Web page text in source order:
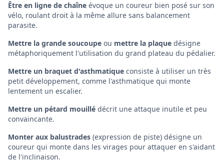
Être en ligne de chaîne évoque un coureur bien posé sur son
vélo, roulant droit à la même allure sans balancement
parasite.
Mettre la grande soucoupe ou mettre la plaque désigne
métaphoriquement l'utilisation du grand plateau du pédalier.
Mettre un braquet d'asthmatique consiste à utiliser un très
petit développement, comme l'asthmatique qui monte
lentement un escalier.
Mettre un pétard mouillé décrit une attaque inutile et peu
convaincante.
Monter aux balustrades (expression de piste) désigne un
coureur qui monte dans les virages pour attaquer en s'aidant
de l'inclinaison.